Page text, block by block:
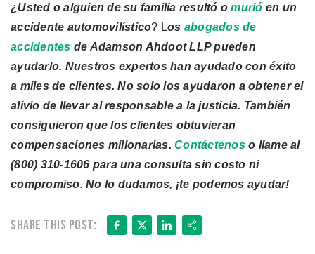
¿Usted o alguien de su familia resultó omurió en un
accidente automovilístico? Los abogados de
accidentes de Adamson Ahdoot LLP pueden
ayudarlo. Nuestros expertos han ayudado con éxito
a miles de clientes. No solo los ayudaron a obtener el
alivio de llevar al responsable a la justicia. También
consiguieron que los clientes obtuvieran
compensaciones millonarias. Contáctenoso llame al
(800) 310-1606 para una consulta sin costo ni
compromiso. No lo dudamos, ¡te podemos ayudar!
Share this post: Facebook
X LinkedIn
Share